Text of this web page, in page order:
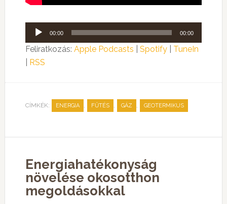
Audió
lejátszó
00:00 00:00
Feliratkozás: Apple Podcasts Spotify| TuneIn
RSS
CÍMKÉK: ENERGIA , FŰTÉS , GÁZ , GEOTERMIKUS
Energiahatékonyság
növelése okosotthon
megoldásokkal